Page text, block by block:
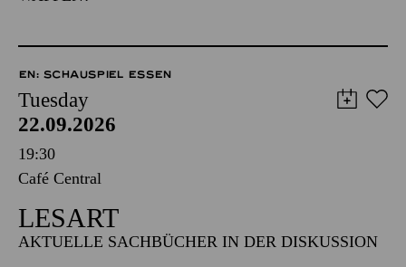
EN: SCHAUSPIEL ESSEN
Tuesday
22.09.2026
19:30
Café Central
LESART
AKTUELLE SACHBÜCHER IN DER DISKUSSION